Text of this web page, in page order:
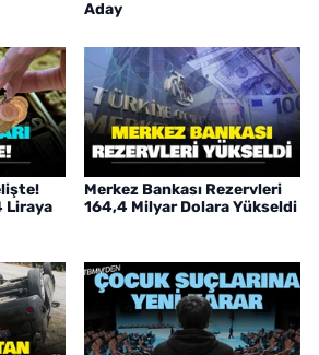
Aday
Liraya
Merkez Bankası Rezervleri
164,4 Milyar Dolara Yükseldi